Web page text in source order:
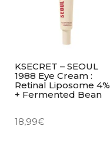
KSECRET – SEOUL
1988 Eye Cream :
Retinal Liposome 4%
+ Fermented Bean
18,99€